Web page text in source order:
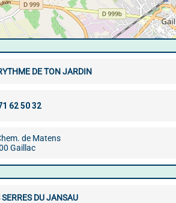
DE TON JARDIN
de Matens
Gaillac
SERRES DU JANSAU